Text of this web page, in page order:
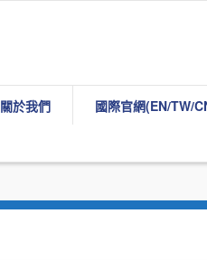
關於我們 國際官網(EN/TW/